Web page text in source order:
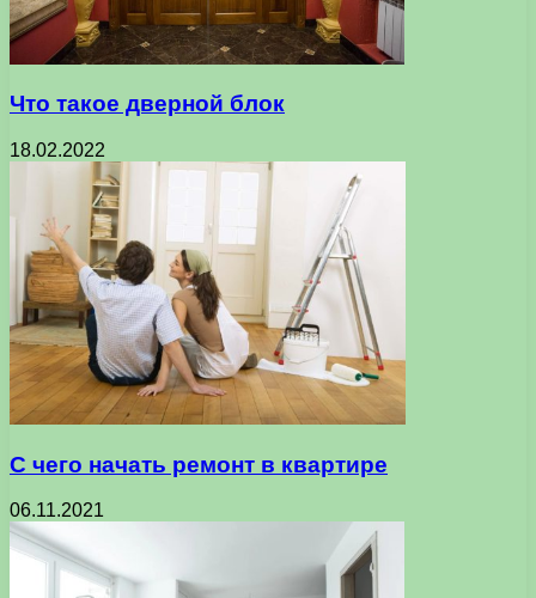
Что такое дверной блок
18.02.2022
С чего начать ремонт в квартире
06.11.2021